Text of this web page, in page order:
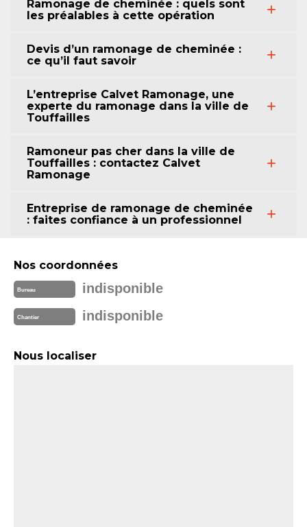
Ramonage de cheminée : quels sont
les préalables à cette opération
Devis d’un ramonage de cheminée :
ce qu’il faut savoir
L’entreprise Calvet Ramonage, une
experte du ramonage dans la ville de
Touffailles
Ramoneur pas cher dans la ville de
Touffailles : contactez Calvet
Ramonage
Entreprise de ramonage de cheminée
: faites confiance à un professionnel
Nos coordonnées
Bureau indisponible
Chantier indisponible
Nous localiser